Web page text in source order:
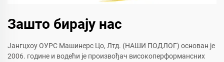
Зашто бирају нас
Јангцхоу ОУРС Машинерс Цо, Лтд. (НАШИ ПОДЛОГ) основан је
2006. године и водећи је произвођач високоперформансних